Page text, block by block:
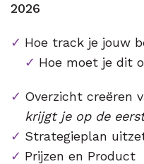
2026
Hoe track je jouw
Hoe moet je dit
Overzicht creëren
krijgt je op de
Strategieplan
Prijzen en Product